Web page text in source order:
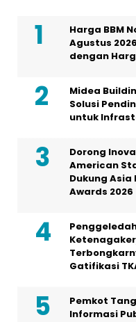
Harga BBM
Agustus
dengan
Midea
Solusi
untuk
Dorong
American
Dukung
Awards 2026
Gatifikasi
Pemkot
Informasi